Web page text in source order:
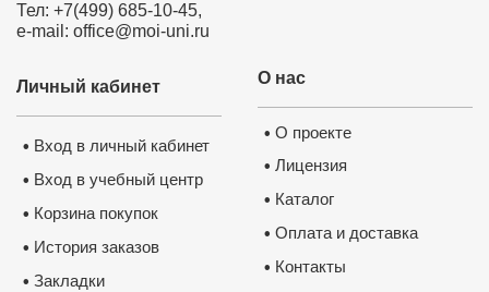
Тел: +7(499) 685-10-45,
e-mail: office@moi-uni.ru
О нас
• О проекте
• Лицензия
• Каталог
• Оплата и доставка
• Контакты
Личный кабинет
• Вход в личный кабинет
• Вход в учебный центр
• Корзина покупок
• История заказов
• Закладки